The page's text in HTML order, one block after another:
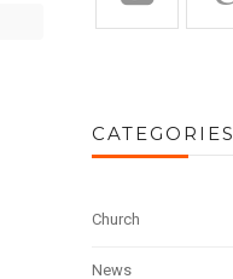
CATEGORIES
Church
News